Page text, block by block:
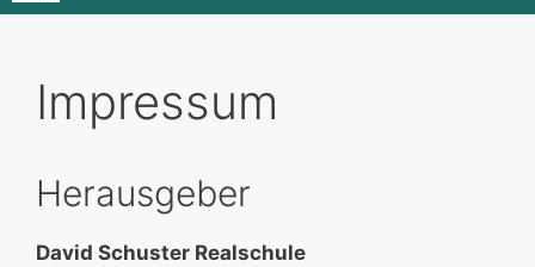
Impressum
Herausgeber
David Schuster Realschule